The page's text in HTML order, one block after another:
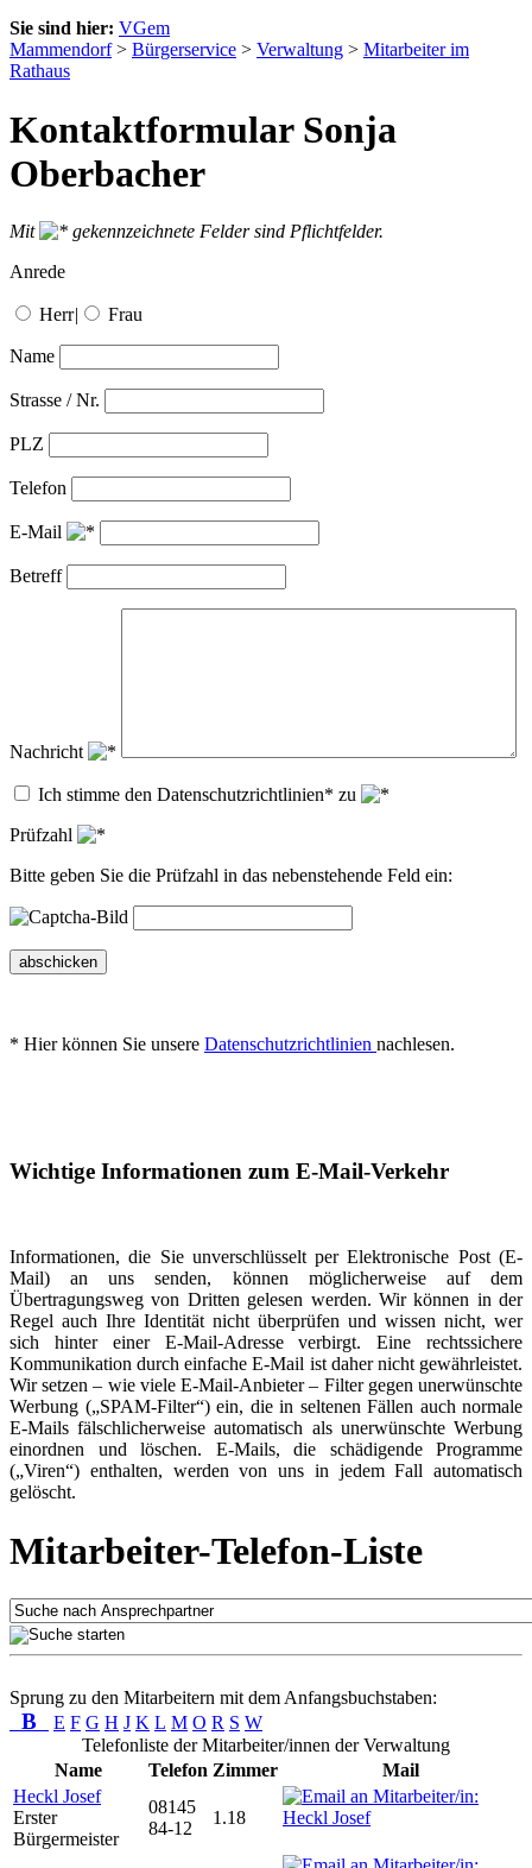
Sie sind hier: VGem
Mammendorf> Bürgerservice > Verwaltung > Mitarbeiter im
Rathaus
Kontaktformular Sonja
Oberbacher
Mit
gekennzeichnete Felder sind Pflichtfelder.
Anrede
Herr| Frau
Name
Strasse / Nr.
PLZ
Telefon
E-Mail
Betreff
Nachricht
Ich stimme den Datenschutzrichtlinien* zu
Prüfzahl
Bitte geben Sie die Prüfzahl in das nebenstehende Feld ein:
abschicken
* Hier können Sie unsere Datenschutzrichtlinien nachlesen.
Wichtige Informationen zum E-Mail-Verkehr
Informationen, die Sie unverschlüsselt per Elektronische Post (E-
Mail) an uns senden, können möglicherweise auf dem
Übertragungsweg von Dritten gelesen werden. Wir können in der
Regel auch Ihre Identität nicht überprüfen und wissen nicht, wer
sich hinter einer E-Mail-Adresse verbirgt. Eine rechtssichere
Kommunikation durch einfache E-Mail ist daher nicht gewährleistet.
Wir setzen – wie viele E-Mail-Anbieter – Filter gegen unerwünschte
Werbung („SPAM-Filter“) ein, die in seltenen Fällen auch normale
E-Mails fälschlicherweise automatisch als unerwünschte Werbung
einordnen und löschen. E-Mails, die schädigende Programme
(„Viren“) enthalten, werden von uns in jedem Fall automatisch
gelöscht.
Mitarbeiter-Telefon-Liste
Sprung zu den Mitarbeitern mit dem Anfangsbuchstaben:
B E F G H J K L M O R S W
Telefonliste der Mitarbeiter/innen der Verwaltung
Name
Telefon Zimmer
Mail
Heckl Josef
Erster
Bürgermeister
08145
84-12
1.18